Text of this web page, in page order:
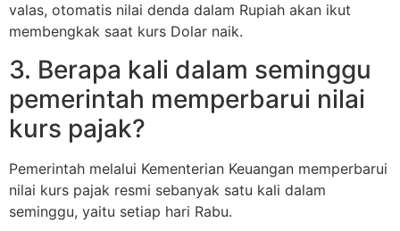
valas, otomatis nilai denda dalam Rupiah akan ikut
membengkak saat kurs Dolar naik.
3. Berapa kali dalam seminggu
pemerintah memperbarui nilai
kurs pajak?
Pemerintah melalui Kementerian Keuangan memperbarui
nilai kurs pajak resmi sebanyak satu kali dalam
seminggu, yaitu setiap hari Rabu.